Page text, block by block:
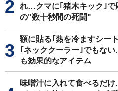
れ…クマに｢猪木キック｣で
の"数十秒間の死闘"
額に貼る｢熱を冷ますシー
｢ネッククーラー｣でもな
も効果的なアイテム
味噌汁に入れて食べるだ